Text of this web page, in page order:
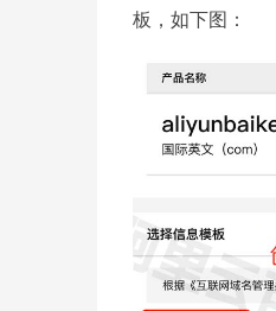
板，如下图：